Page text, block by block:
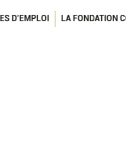
D’EMPLOI LA FONDATION